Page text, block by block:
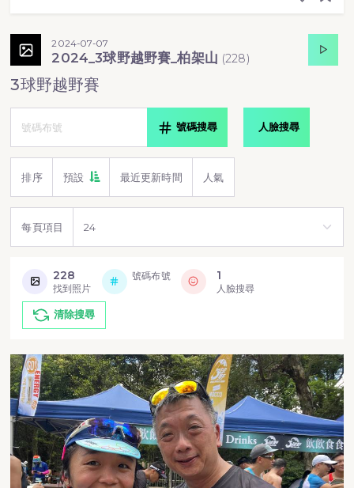
2024-07-07
2024_3球野越野賽_柏架山 (228)
3球野越野賽
號碼搜尋 人臉搜尋
排序 預設 最近更新時間 人氣
每頁項目
228
找到照片
號碼布號 1
人臉搜尋
清除搜尋